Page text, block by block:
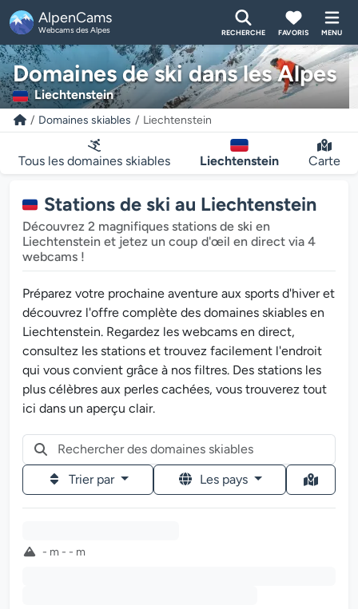
AlpenCams
Webcams des Alpes RECHERCHE FAVORIS MENU
Domaines de ski dans les Alpes
Liechtenstein
Domaines skiables Liechtenstein
Tous les domaines skiables Liechtenstein Carte
Stations de ski au Liechtenstein
Découvrez 2 magnifiques stations de ski en
Liechtenstein et jetez un coup d'œil en direct via 4
webcams !
Préparez votre prochaine aventure aux sports d'hiver et
découvrez l'offre complète des domaines skiables en
Liechtenstein. Regardez les webcams en direct,
consultez les stations et trouvez facilement l'endroit
qui vous convient grâce à nos filtres. Des stations les
plus célèbres aux perles cachées, vous trouverez tout
ici dans un aperçu clair.
Trier par Les pays
- m - - m